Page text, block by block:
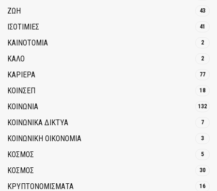
ΖΩΗ 43
ΙΣΟΤΙΜΙΕΣ 41
ΚΑΙΝΟΤΟΜΊΑ 2
ΚΑΛΟ 2
ΚΑΡΙΕΡΑ 77
ΚΟΙΝΣΕΠ 18
ΚΟΙΝΩΝΙΑ 132
ΚΟΙΝΩΝΙΚΆ ΔΊΚΤΥΑ 7
ΚΟΙΝΩΝΙΚΉ ΟΙΚΟΝΟΜΊΑ 3
ΚΟΣΜΟΣ 5
ΚΟΣΜΟΣ 30
ΚΡΥΠΤΟΝΟΜΊΣΜΑΤΑ 16